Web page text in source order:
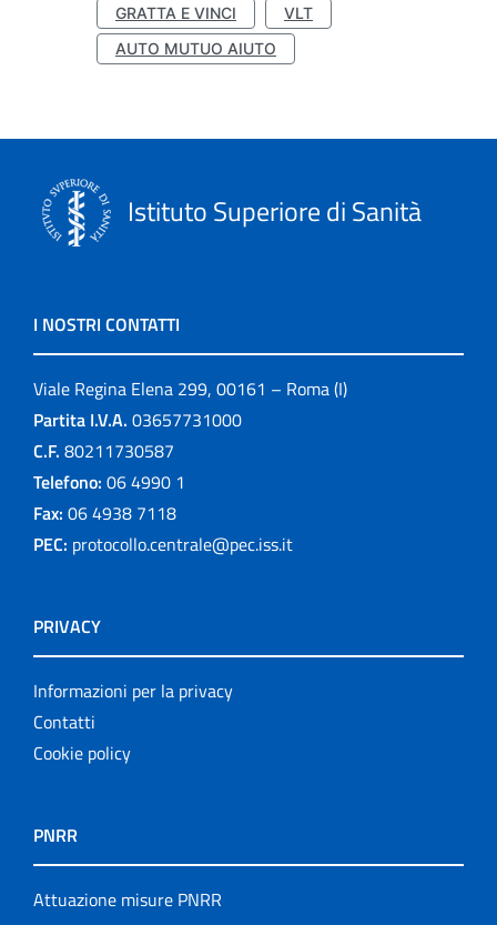
GRATTA E VINCI
VLT
AUTO MUTUO AIUTO
Istituto Superiore di Sanità
I NOSTRI CONTATTI
Viale Regina Elena 299, 00161 – Roma (I)
Partita I.V.A. 03657731000
C.F. 80211730587
Telefono: 06 4990 1
Fax: 06 4938 7118
PEC: protocollo.centrale@pec.iss.it
PRIVACY
Informazioni per la privacy
Contatti
Cookie policy
PNRR
Attuazione misure PNRR